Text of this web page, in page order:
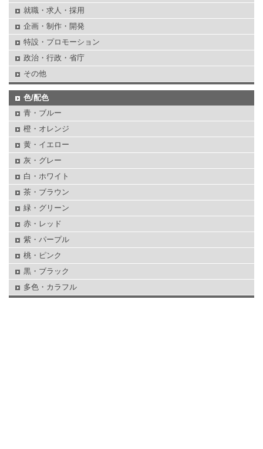
就職・求人・採用
企画・制作・開発
特設・プロモーション
政治・行政・省庁
その他
色/配色
青・ブルー
橙・オレンジ
黄・イエロー
灰・グレー
白・ホワイト
茶・ブラウン
緑・グリーン
赤・レッド
紫・パープル
桃・ピンク
黒・ブラック
多色・カラフル